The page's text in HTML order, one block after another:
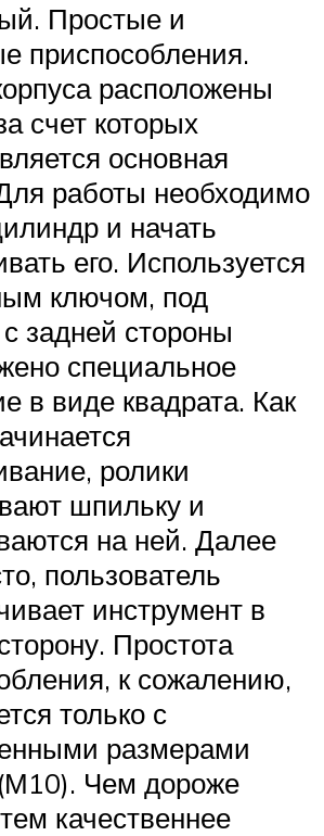
Простые и
приспособления.
расположены
счет которых
основная
работы необходимо
и начать
его. Используется
ключом, под
задней стороны
специальное
в виде квадрата. Как
ролики
шпильку и
на ней. Далее
пользователь
инструмент в
Простота
к сожалению,
только с
размерами
Чем дороже
качественнее